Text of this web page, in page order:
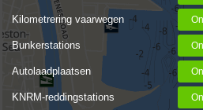
Kilometrering vaarwegen
Bunkerstations
Autolaadplaatsen
KNRM-reddingstations